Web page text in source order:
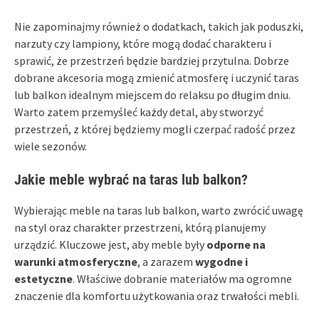
Nie zapominajmy również o dodatkach, takich jak poduszki,
narzuty czy lampiony, które mogą dodać charakteru i
sprawić, że przestrzeń będzie bardziej przytulna. Dobrze
dobrane akcesoria mogą zmienić atmosferę i uczynić taras
lub balkon idealnym miejscem do relaksu po długim dniu.
Warto zatem przemyśleć każdy detal, aby stworzyć
przestrzeń, z której będziemy mogli czerpać radość przez
wiele sezonów.
Jakie meble wybrać na taras lub balkon?
Wybierając meble na taras lub balkon, warto zwrócić uwagę
na styl oraz charakter przestrzeni, którą planujemy
urządzić. Kluczowe jest, aby meble były odporne na
warunki atmosferyczne, a zarazem wygodne i
estetyczne. Właściwe dobranie materiałów ma ogromne
znaczenie dla komfortu użytkowania oraz trwałości mebli.